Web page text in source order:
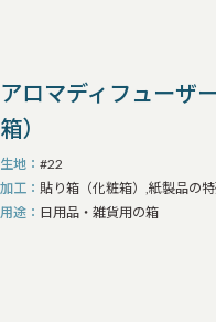
アロマディフューザ
箱）
生地
#22
加工
貼り箱（化粧箱）,紙製品の
用途
日用品・雑貨用の箱